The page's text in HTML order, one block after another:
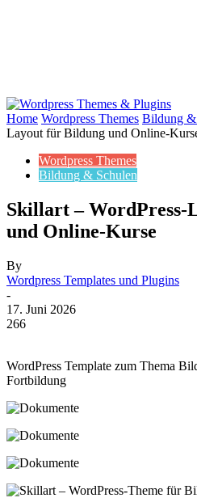
Home Wordpress Themes Bildung &
Layout für Bildung und Online-
Wordpress Themes
Bildung & Schulen
Skillart –
und Online-Kurse
By
Wordpress Templates und Plugins
-
17. Juni 2026
266
WordPress Template zum Thema
Fortbildung